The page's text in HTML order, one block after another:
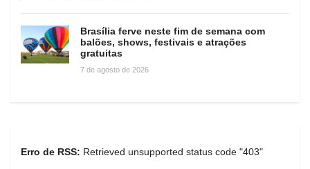
Brasília ferve neste fim de semana com
balões, shows, festivais e atrações
gratuitas
7 de agosto de 2026
Erro de RSS: Retrieved unsupported status code "403"